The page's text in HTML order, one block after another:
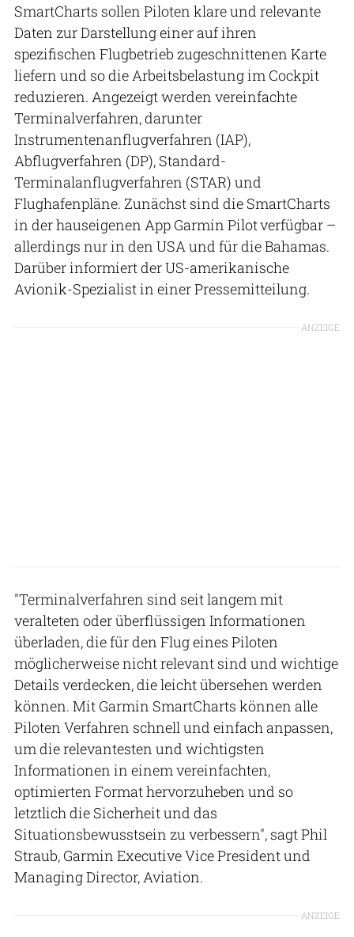
SmartCharts sollen Piloten klare und relevante
Daten zur Darstellung einer auf ihren
spezifischen Flugbetrieb zugeschnittenen Karte
liefern und so die Arbeitsbelastung im Cockpit
reduzieren. Angezeigt werden vereinfachte
Terminalverfahren, darunter
Instrumentenanflugverfahren (IAP),
Abflugverfahren (DP), Standard-
Terminalanflugverfahren (STAR) und
Flughafenpläne. Zunächst sind die SmartCharts
in der hauseigenen App Garmin Pilotverfügbar –
allerdings nur in den USA und für die Bahamas.
Darüber informiert der US-amerikanische
Avionik-Spezialist in einer Pressemitteilung.
ANZEIGE
"Terminalverfahren sind seit langem mit
veralteten oder überflüssigen Informationen
überladen, die für den Flug eines Piloten
möglicherweise nicht relevant sind und wichtige
Details verdecken, die leicht übersehen werden
können. Mit Garmin SmartCharts können alle
Piloten Verfahren schnell und einfach anpassen,
um die relevantesten und wichtigsten
Informationen in einem vereinfachten,
optimierten Format hervorzuheben und so
letztlich die Sicherheit und das
Situationsbewusstsein zu verbessern", sagt Phil
Straub, Garmin Executive Vice President und
Managing Director, Aviation.
ANZEIGE